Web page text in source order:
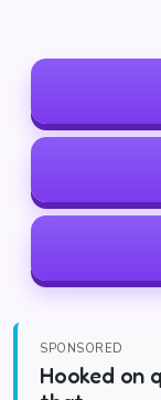
SPONSORED
Hooked on